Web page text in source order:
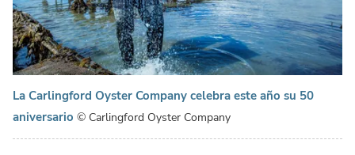
La Carlingford Oyster Company celebra este año su 50
aniversario © Carlingford Oyster Company